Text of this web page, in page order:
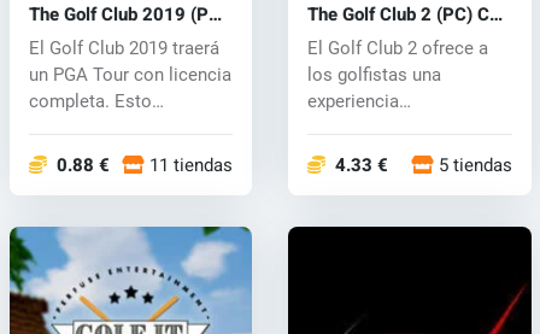
The Golf Club 2019 (PC)
CD key
El Golf Club 2019 traerá
un PGA Tour con licencia
completa. Esto
0.88 € 11 tiendas
The Golf Club 2 (PC) CD
key
El Golf Club 2 ofrece a
los golfistas una
experiencia
4.33 € 5 tiendas